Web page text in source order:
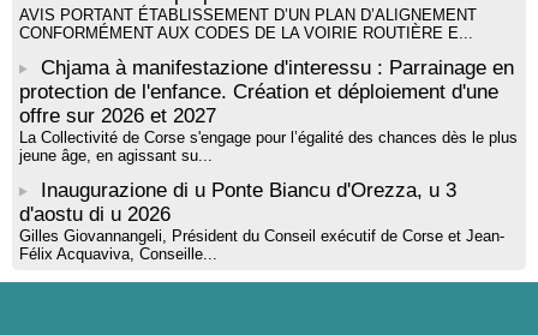
AVIS PORTANT ÉTABLISSEMENT D’UN PLAN D’ALIGNEMENT
CONFORMÉMENT AUX CODES DE LA VOIRIE ROUTIÈRE E...
Chjama à manifestazione d'interessu : Parrainage en
protection de l'enfance. Création et déploiement d'une
offre sur 2026 et 2027
La Collectivité de Corse s'engage pour l’égalité des chances dès le plus
jeune âge, en agissant su...
Inaugurazione di u Ponte Biancu d'Orezza, u 3
d'aostu di u 2026
Gilles Giovannangeli, Président du Conseil exécutif de Corse et Jean-
Félix Acquaviva, Conseille...